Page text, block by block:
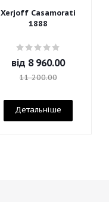
Xerjoff Casamorati
1888
від 8 960.00
11 200.00
Детальніше